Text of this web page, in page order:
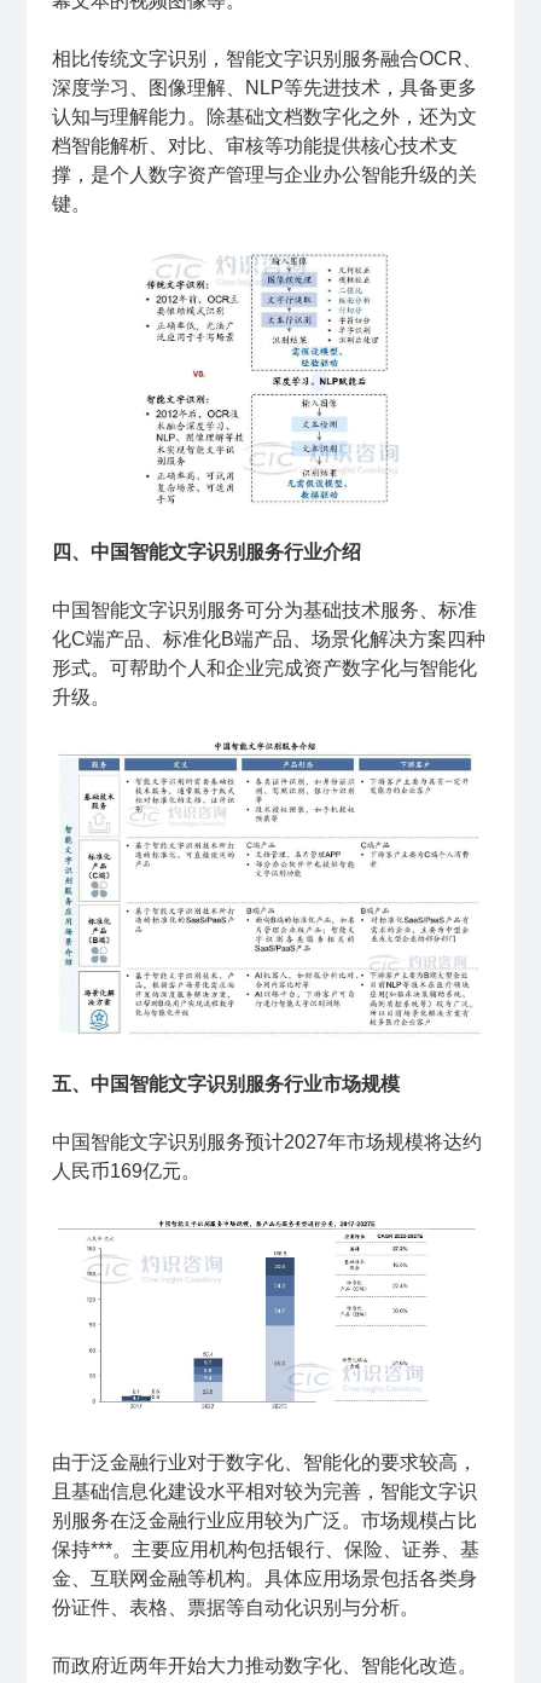
相比传统文字识别，智能文字识别服务融合OCR、
深度学习、图像理解、NLP等先进技术，具备更多
认知与理解能力。除基础文档数字化之外，还为文
档智能解析、对比、审核等功能提供核心技术支
撑，是个人数字资产管理与企业办公智能升级的关
键。
四、中国智能文字识别服务行业介绍
中国智能文字识别服务可分为基础技术服务、标准
化C端产品、标准化B端产品、场景化解决方案四种
形式。可帮助个人和企业完成资产数字化与智能化
升级。
五、中国智能文字识别服务行业市场规模
中国智能文字识别服务预计2027年市场规模将达约
人民币169亿元。
由于泛金融行业对于数字化、智能化的要求较高，
且基础信息化建设水平相对较为完善，智能文字识
别服务在泛金融行业应用较为广泛。市场规模占比
保持***。主要应用机构包括银行、保险、证券、基
金、互联网金融等机构。具体应用场景包括各类身
份证件、表格、票据等自动化识别与分析。
而政府近两年开始大力推动数字化、智能化改造。